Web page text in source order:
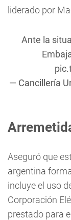
liderado por
Ante la
— Cancillería
Aseguró que
argentina
incluye el uso
Corporación
prestado para